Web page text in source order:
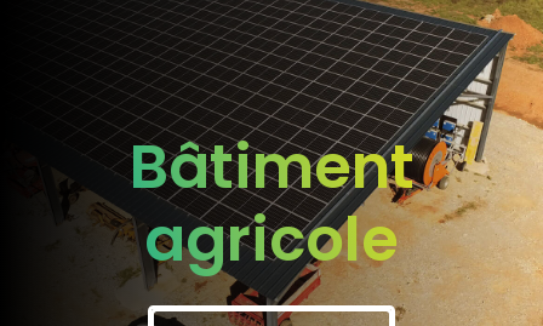
Bâtiment
agricole